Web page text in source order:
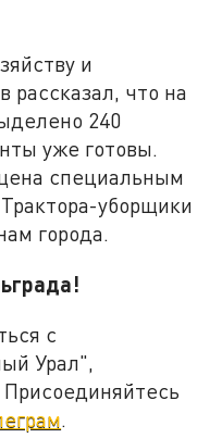
и
рассказал, что на
240
уже готовы.
специальным
уборщики
города.
с
Урал",
Присоединяйтесь
.